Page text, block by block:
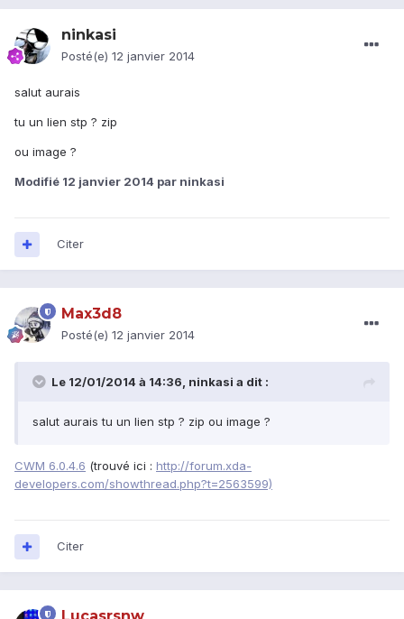
ninkasi
Posté(e) 12 janvier 2014
salut aurais
tu un lien stp ? zip
ou image ?
Modifié 12 janvier 2014 par ninkasi
Citer
Max3d8
Posté(e) 12 janvier 2014
Le 12/01/2014 à 14:36, ninkasi a dit :
salut aurais tu un lien stp ? zip ou image ?
CWM 6.0.4.6 (trouvé ici : http://forum.xda-
developers.com/showthread.php?t=2563599)
Citer